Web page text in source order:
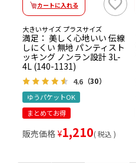
カートに入れる
大きいサイズ プラスサイズ
満足： 美しく心地いい 伝線
しにくい 無地 パンティスト
ッキング ノンラン設計 3L-
4L (140-1131)
4.6 （30）
ゆうパケットOK
まとめてお得
販売価格 ¥1,210 税込